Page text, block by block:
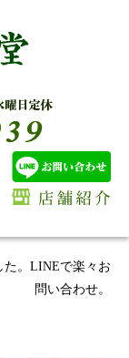
。LINEで楽々お
問い合わせ。